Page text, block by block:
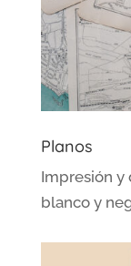
Planos
Impresión y
blanco y